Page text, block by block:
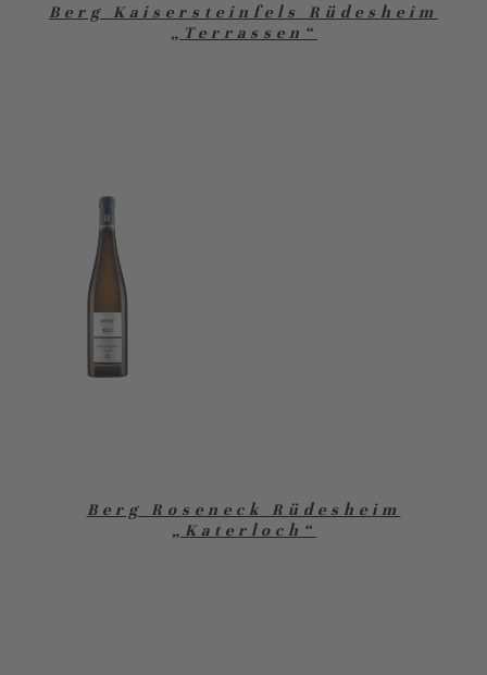
Berg Kaisersteinfels Rüdesheim
„Terrassen“
Berg Roseneck Rüdesheim
„Katerloch“